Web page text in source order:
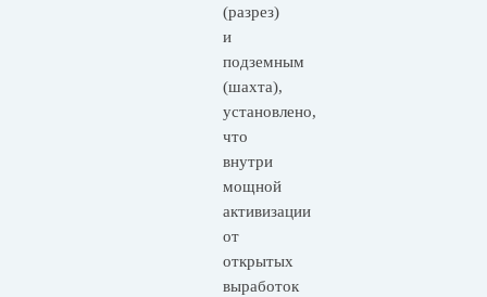
(разрез)
и
подземным
(шахта),
установлено,
что
внутри
мощной
активизации
от
открытых
выработок